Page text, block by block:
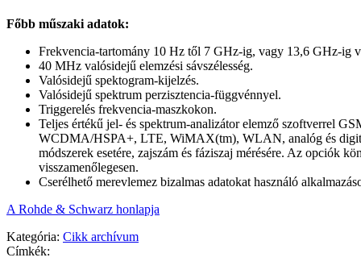
Főbb műszaki adatok:
Frekvencia-tartomány 10 Hz től 7 GHz-ig, vagy 13,6 GHz-ig
40 MHz valósidejű elemzési sávszélesség.
Valósidejű spektogram-kijelzés.
Valósidejű spektrum perzisztencia-függvénnyel.
Triggerelés frekvencia-maszkokon.
Teljes értékű jel- és spektrum-analizátor elemző szoftverrel
WCDMA/HSPA+, LTE, WiMAX(tm), WLAN, analóg és
módszerek esetére, zajszám és fáziszaj mérésére. Az opciók
visszamenőlegesen.
Cserélhető merevlemez bizalmas adatokat használó
A Rohde & Schwarz honlapja
Kategória: Cikk archívum
Címkék: